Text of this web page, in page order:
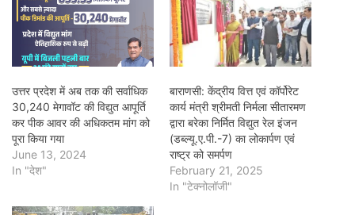
उत्तर प्रदेश में अब तक की सर्वाधिक
30,240 मेगावॉट की विद्युत आपूर्ति
कर पीक आवर की अधिकतम मांग को
पूरा किया गया
June 13, 2024
In "देश"
बाराणसी: केंद्रीय वित्त एवं कॉर्पोरेट
कार्य मंत्री श्रीमती निर्मला सीतारमण
द्वारा बरेका निर्मित विद्युत रेल इंजन
(डब्‍ल्‍यू.ए.पी.-7) का लोकार्पण एवं
राष्ट्र को समर्पण
February 21, 2025
In "टेक्नोलॉजी"